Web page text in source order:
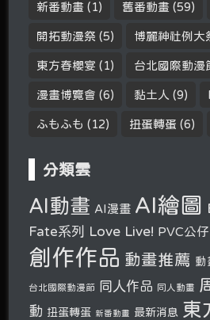
新番動畫 (1) 舊番動畫 (59)
開拓動漫祭 (5) 博麗神社例大
東方春櫻宴 (1) 台北國際動漫
漫畫博覽會 (6) 黏土人 (9)
ふもふも (12) 扭蛋轉蛋 (6)
分類雲
AI動畫 AI漫畫 AI繪圖
Fate系列
Love Live! PVC公仔
創作作品 動畫推薦 動
台北國際動漫節 同人作品 同人動畫
動 扭蛋轉蛋 新番動畫 最新消息 東